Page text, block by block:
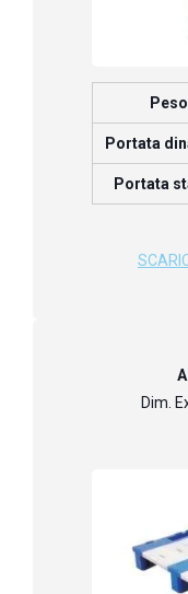
Peso
Portata
Portata
Dim.